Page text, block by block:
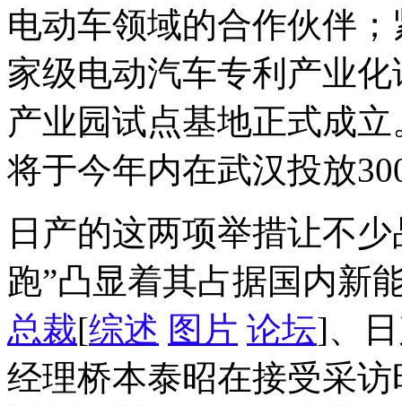
电动车领域的合作伙伴
家级电动汽车专利产业
产业园试点基地正式成
将于今年内在武汉投放
日产的这两项举措让不
跑”凸显着其占据国内新
总裁[综述 图片 论坛]、
经理桥本泰昭在接受采